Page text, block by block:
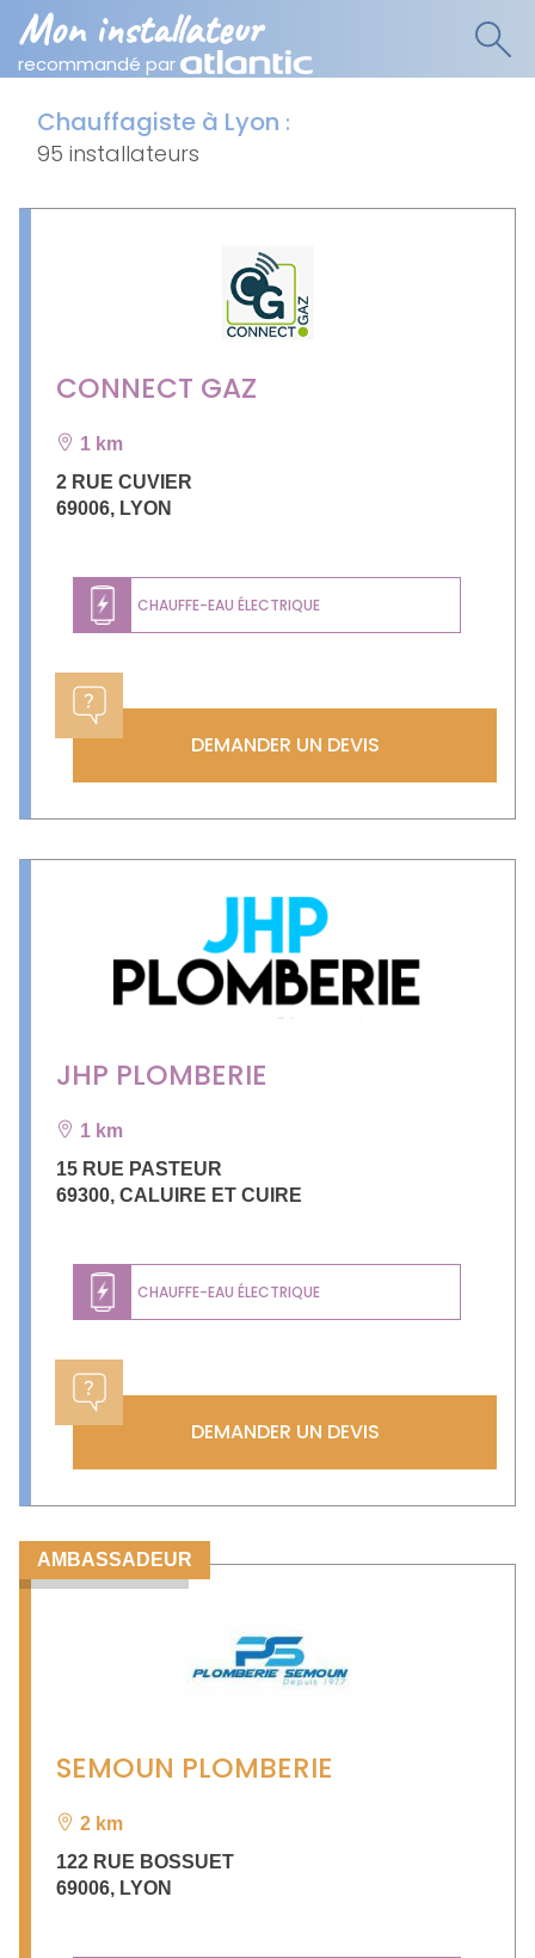
Mon installateur
recommandé par
Chauffagiste à Lyon :
95 installateurs
CONNECT GAZ
1 km
2 RUE CUVIER
69006, LYON
CHAUFFE-EAU ÉLECTRIQUE
DEMANDER UN DEVIS
JHP PLOMBERIE
1 km
15 RUE PASTEUR
69300, CALUIRE ET CUIRE
CHAUFFE-EAU ÉLECTRIQUE
DEMANDER UN DEVIS
AMBASSADEUR
SEMOUN PLOMBERIE
2 km
122 RUE BOSSUET
69006, LYON